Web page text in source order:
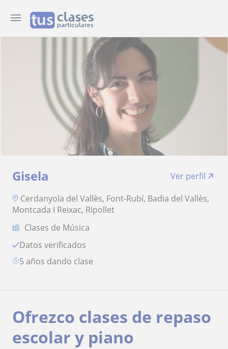
Gisela
Ver perfil
Cerdanyola del Vallès, Font-Rubí, Badia del Vallès,
Montcada I Reixac, Ripollet
Clases de Música
Datos verificados
5 años dando clase
Ofrezco clases de repaso
escolar y piano